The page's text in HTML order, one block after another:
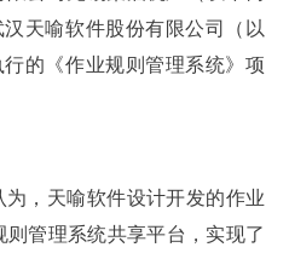
天喻软件股份有限公司（以
的《作业规则管理系统》项
，天喻软件设计开发的作业
管理系统共享平台，实现了